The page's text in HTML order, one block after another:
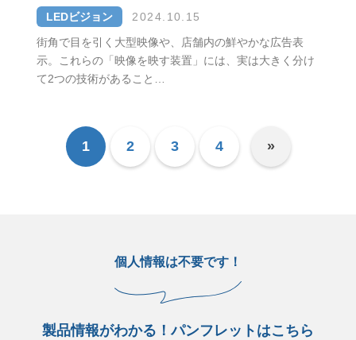
LEDビジョン
2024.10.15
街角で目を引く大型映像や、店舗内の鮮やかな広告表
示。これらの「映像を映す装置」には、実は大きく分け
て2つの技術があること…
1 2 3 4 »
個人情報は不要です！
製品情報がわかる！パンフレットはこちら